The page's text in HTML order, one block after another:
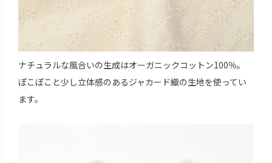
ナチュラルな風合いの生成はオーガニックコットン100％。
ぽこぽこと少し立体感のあるジャカード織の生地を使ってい
ます。